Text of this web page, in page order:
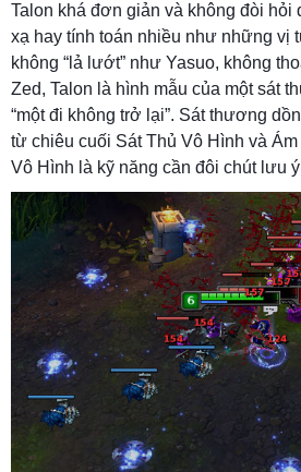
Talon khá đơn giản và không đòi hỏi
xạ hay tính toán nhiều như những vị
không “lả lướt” như Yasuo, không
Zed, Talon là hình mẫu của một sát
“một đi không trở lại”. Sát thương
từ chiêu cuối Sát Thủ Vô Hình và
Vô Hình là kỹ năng cần đôi chút lưu